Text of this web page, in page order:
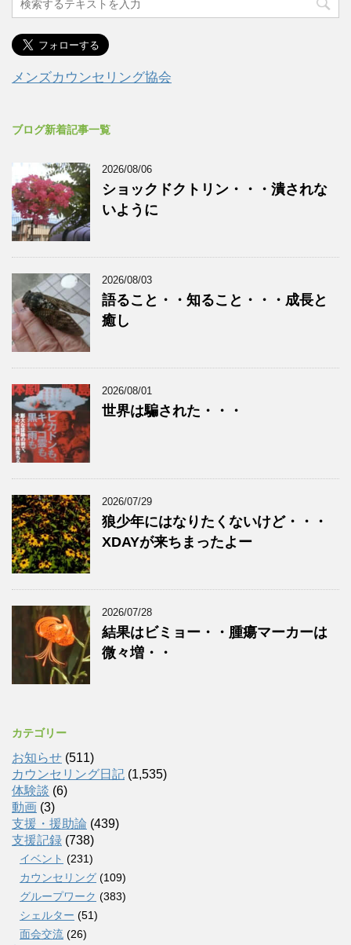
メンズカウンセリング協会
ブログ新着記事一覧
2026/08/06
ショックドクトリン・・・潰されな
いように
2026/08/03
語ること・・知ること・・・成長と
癒し
2026/08/01
世界は騙された・・・
2026/07/29
狼少年にはなりたくないけど・・・
XDAYが来ちまったよー
2026/07/28
結果はビミョー・・腫瘍マーカーは
微々増・・
カテゴリー
お知らせ (511)
カウンセリング日記 (1,535)
体験談 (6)
動画 (3)
支援・援助論 (439)
支援記録 (738)
イベント (231)
カウンセリング (109)
グループワーク (383)
シェルター (51)
面会交流 (26)